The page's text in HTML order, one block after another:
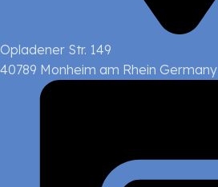
Opladener Str. 149
40789 Monheim am Rhein Germany